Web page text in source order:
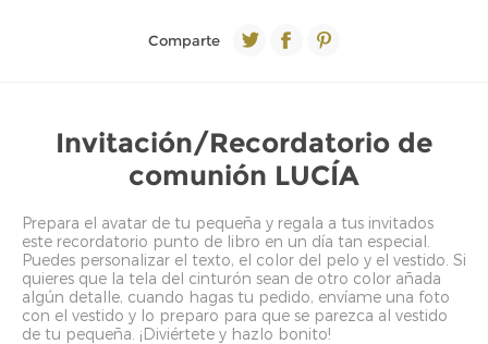
Comparte
Invitación/Recordatorio de
comunión LUCÍA
Prepara el avatar de tu pequeña y regala a tus invitados
este recordatorio punto de libro en un día tan especial.
Puedes personalizar el texto, el color del pelo y el vestido. Si
quieres que la tela del cinturón sean de otro color añada
algún detalle, cuando hagas tu pedido, envíame una foto
con el vestido y lo preparo para que se parezca al vestido
de tu pequeña. ¡Diviértete y hazlo bonito!